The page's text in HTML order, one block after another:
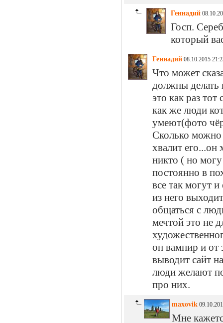
Геннадий
Госп.
который
Геннадий08.10.2015
Что может
должны делать
это как раз
как же люди
умеют(фото
Сколько можно
хвалит его...он
никто ( но могу
постоянно в
все так могут
из него
общаться с
мечтой это не
он вампир и от
выводит сайт
люди желают
про них.
maxovik
Мне